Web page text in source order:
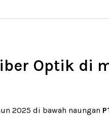
Optik di
2025 di bawah naungan